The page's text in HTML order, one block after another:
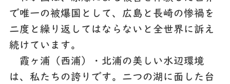
で唯一の被爆国として、広島と長崎の惨禍を
二度と繰り返してはならないと全世界に訴え
続けています。
霞ヶ浦（西浦）・北浦の美しい水辺環境
は、私たちの誇りです。二つの湖に面した台